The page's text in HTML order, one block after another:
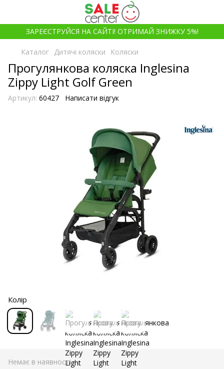
ЗАРЕЄСТРУЙСЯ НА САЙТІ! ОТРИМАЙ ЗНИЖКУ 5%!
Каталог Дитячі коляски Коляски
Прогулянкова коляска Inglesina
Zippy Light Golf Green
Артикул: 60427 Написати відгук
Колір
Немає в наявності